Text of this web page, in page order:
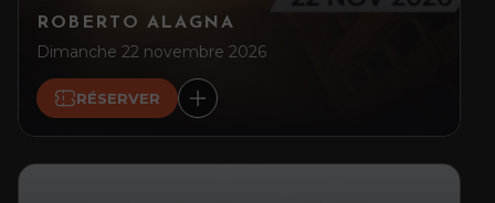
ROBERTO ALAGNA
Dimanche 22 novembre 2026
RÉSERVER